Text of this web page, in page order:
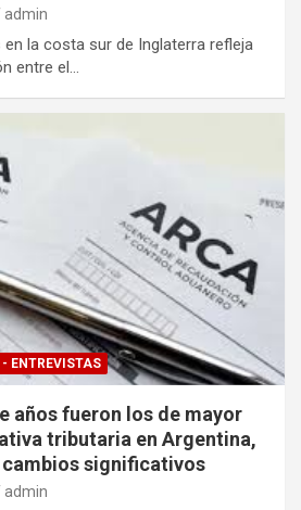
admin
la costa sur de Inglaterra refleja
entre el…
ENTREVISTAS
años fueron los de mayor
tributaria en Argentina,
significativos
admin